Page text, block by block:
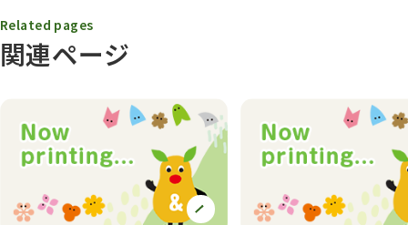
動物園
動物園その他 117
植物園 510
植物たち 407
関連ページ
Related pages